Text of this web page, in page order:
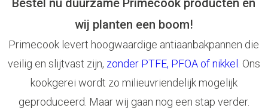
Bestel nu duurzame Primecook producten en
wij planten een boom!
Primecook levert hoogwaardige antiaanbakpannen die
veilig en slijtvast zijn, zonder PTFE, PFOA of nikkel . Ons
kookgerei wordt zo milieuvriendelijk mogelijk
geproduceerd. Maar wij gaan nog een stap verder.